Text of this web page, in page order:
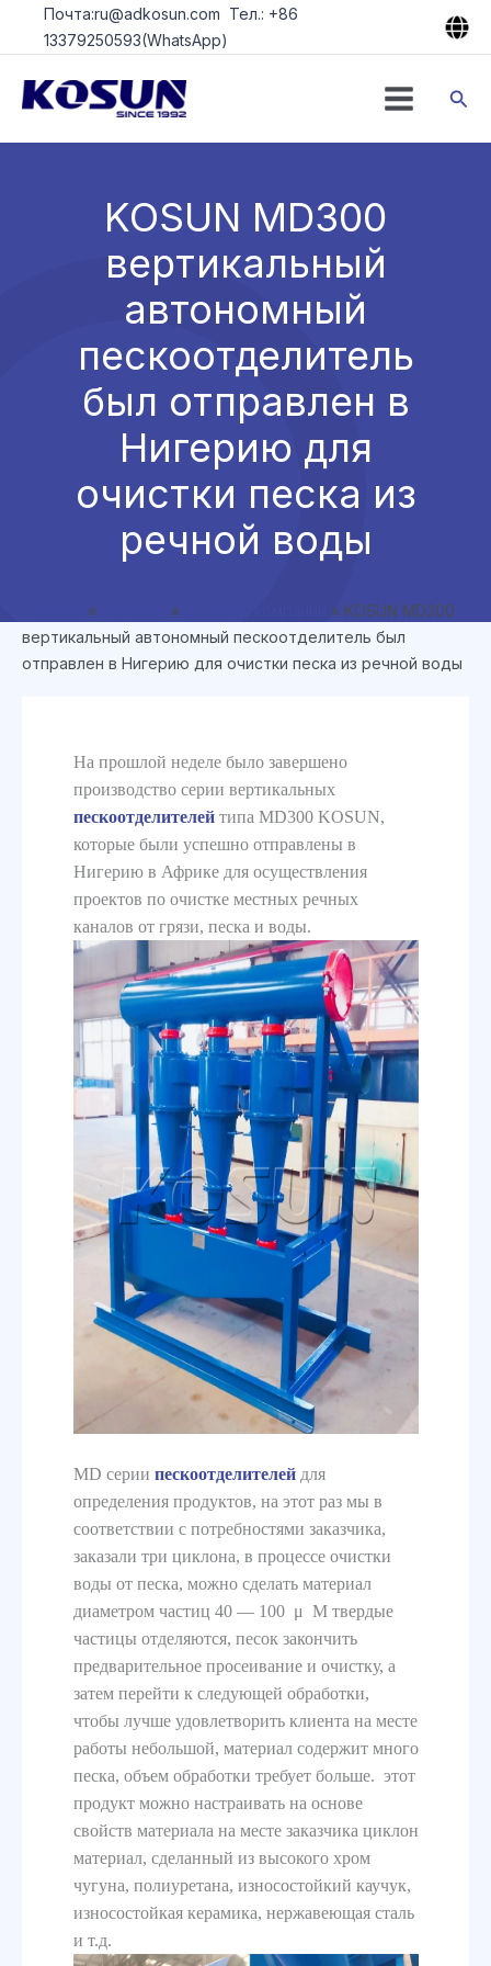
ПерейтиПочта:ru@adkosun.com Тел.: +86
13379250593(WhatsApp)
KOSUN MD300
вертикальный
автономный
пескоотделитель
был отправлен в
Нигерию для
очистки песка из
речной воды
» » » KOSUN MD300
вертикальный автономный пескоотделитель был
отправлен в Нигерию для очистки песка из речной воды
На прошлой неделе было завершено
производство серии вертикальных
пескоотделителейтипа MD300 KOSUN,
которые были успешно отправлены в
Нигерию в Африке для осуществления
проектов по очистке местных речных
каналов от грязи, песка и воды.
MD серии пескоотделителейдля
определения продуктов, на этот раз мы в
соответствии с потребностями заказчика,
заказали три циклона, в процессе очистки
воды от песка, можно сделать материал
диаметром частиц 40 — 100 μ M твердые
частицы отделяются, песок закончить
предварительное просеивание и очистку, а
затем перейти к следующей обработки,
чтобы лучше удовлетворить клиента на месте
работы небольшой, материал содержит много
песка, объем обработки требует больше. этот
продукт можно настраивать на основе
свойств материала на месте заказчика циклон
материал, сделанный из высокого хром
чугуна, полиуретана, износостойкий каучук,
износостойкая керамика, нержавеющая сталь
и т.д.